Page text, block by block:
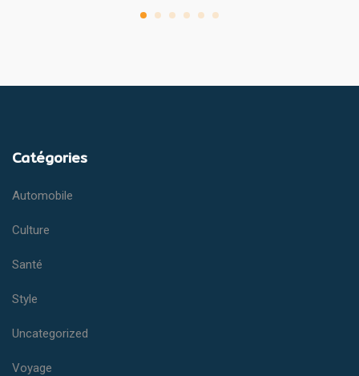
Catégories
Automobile
Culture
Santé
Style
Uncategorized
Voyage